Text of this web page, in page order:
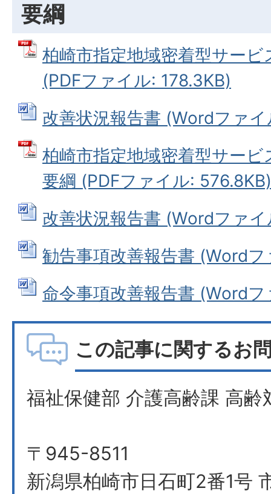
要綱
柏崎市指定地域密着型サー
(PDFファイル: 178.3KB)
改善状況報告書 (Wordファ
柏崎市指定地域密着型サー
要綱 (PDFファイル: 576.8KB)
改善状況報告書 (Wordファ
勧告事項改善報告書 (Word
命令事項改善報告書 (Word
この記事に関するお
福祉保健部 介護高齢課 高齢
〒945-8511
新潟県柏崎市日石町2番1号